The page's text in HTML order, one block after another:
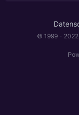
© 1999 - 2022